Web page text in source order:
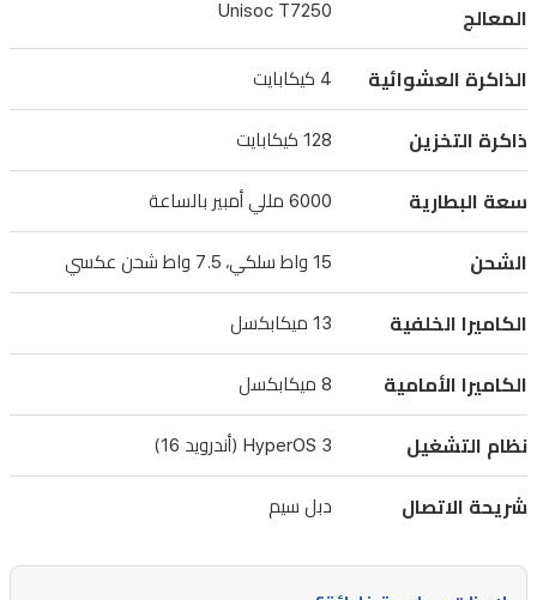
بكفاءة.
هي
بطاريته
الضخمة
بسعة
6000
مللي
أمبير
تدعم
الشحن
السريع
15
المعالج Unisoc T7250
الذاكرة العشوائية 4 كيكابايت
ذاكرة التخزين 128 كيكابايت
سعة البطارية 6000 مللي أمبير بالساعة
الشحن 15 واط سلكي، 7.5 واط شحن عكسي
الكاميرا الخلفية 13 ميكابكسل
الكاميرا الأمامية 8 ميكابكسل
نظام التشغيل HyperOS 3 (أندرويد 16)
شريحة الاتصال دبل سيم